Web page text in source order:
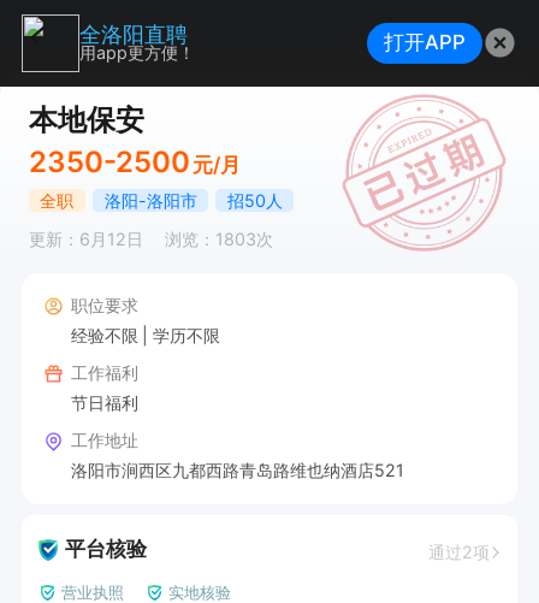
本地保安
2350-2500 元/月
全职 洛阳-洛阳市
招50人
更新：6月12日
浏览：1803次
职位要求
经验不限
学历不限
工作福利
节日福利
工作地址
洛阳市涧西区九都西路青岛路维也纳酒店521
平台核验 通过2项
营业执照 实地核验
全洛阳直聘
用app更方便！ 打开APP